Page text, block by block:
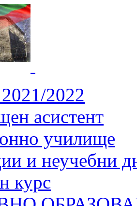
2022
асистент
училище
и неучебни
курс